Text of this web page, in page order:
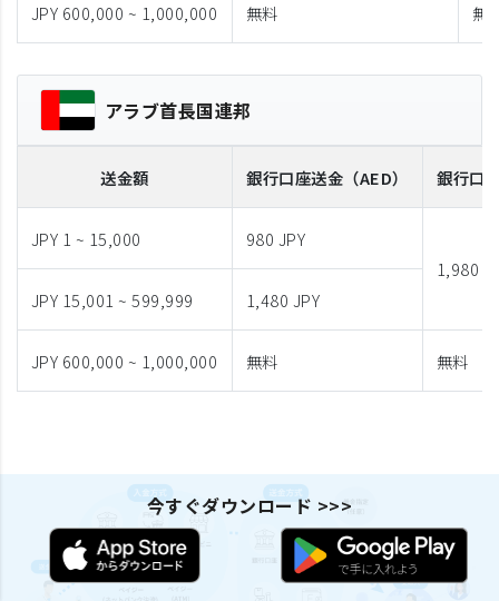
JPY 600,000 ~ 1,000,000 無料 無
アラブ首長国連邦
送金額 銀行口座送金 （AED） 銀行口
JPY 1 ~ 15,000
980 JPY
1,980
JPY 15,001 ~ 599,999
1,480 JPY
JPY 600,000 ~ 1,000,000 無料 無料
今すぐダウンロード >>>